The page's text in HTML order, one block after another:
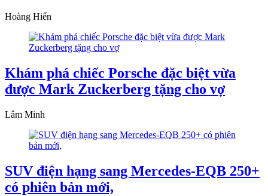
Hoàng Hiển
Khám phá chiếc Porsche đặc biệt vừa
được Mark Zuckerberg tặng cho vợ
Lâm Minh
SUV điện hạng sang Mercedes-EQB 250+
có phiên bản mới,